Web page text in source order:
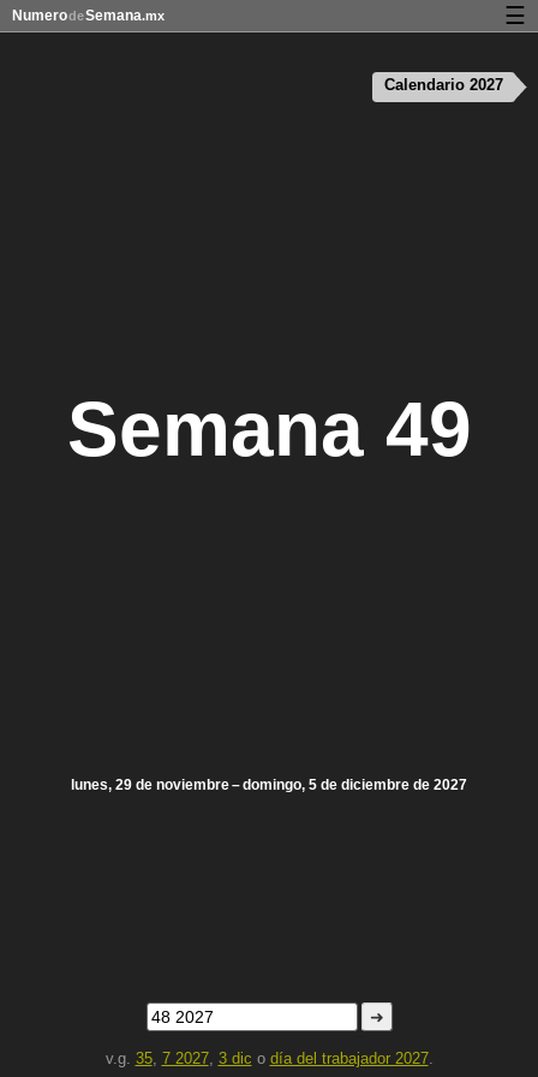
Semana 49
lunes, 29 de noviembre – domingo, 5 de diciembre de 2027
➜
v.g. 35, 7 2027, 3 dic o día del trabajador 2027.
Calendario 2027
NumerodeSemana.mx ☰